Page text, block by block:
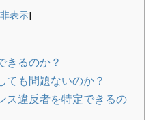
非表示]
きるのか？
ても問題ないのか？
ス違反者を特定できるの